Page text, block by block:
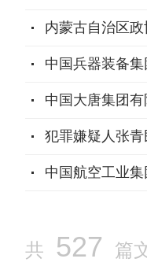
内蒙古自治区
中国兵器装备
中国大唐集团
犯罪嫌疑人张
中国航空工业
共 527 篇